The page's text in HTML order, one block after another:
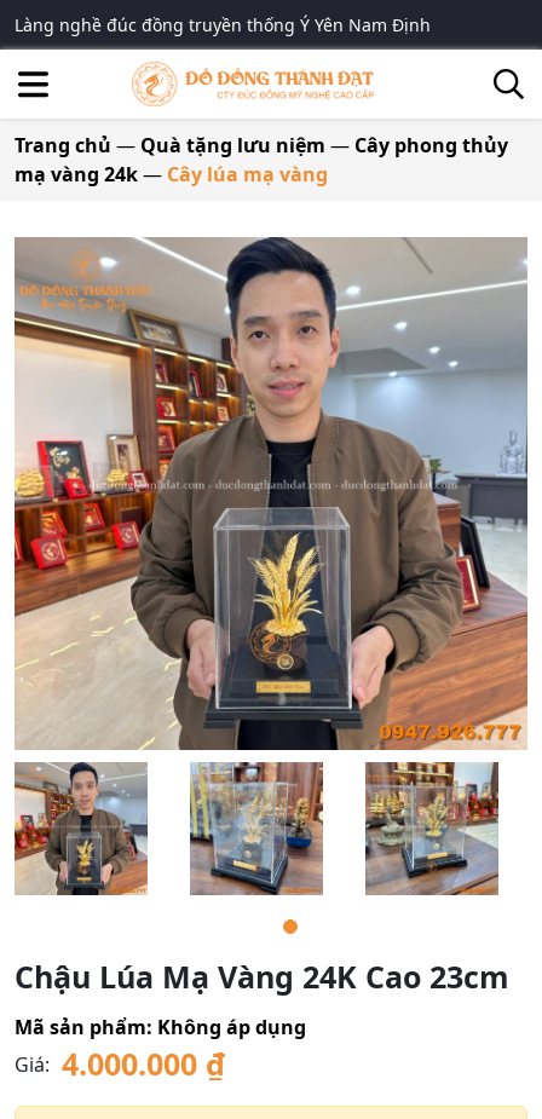
Làng nghề đúc đồng truyền thống Ý Yên Nam Định
Trang chủ — Quà tặng lưu niệm — Cây phong thủy
mạ vàng 24k— Cây lúa mạ vàng
Chậu Lúa Mạ Vàng 24K Cao 23cm
Mã sản phẩm: Không áp dụng
Giá: 4.000.000 ₫